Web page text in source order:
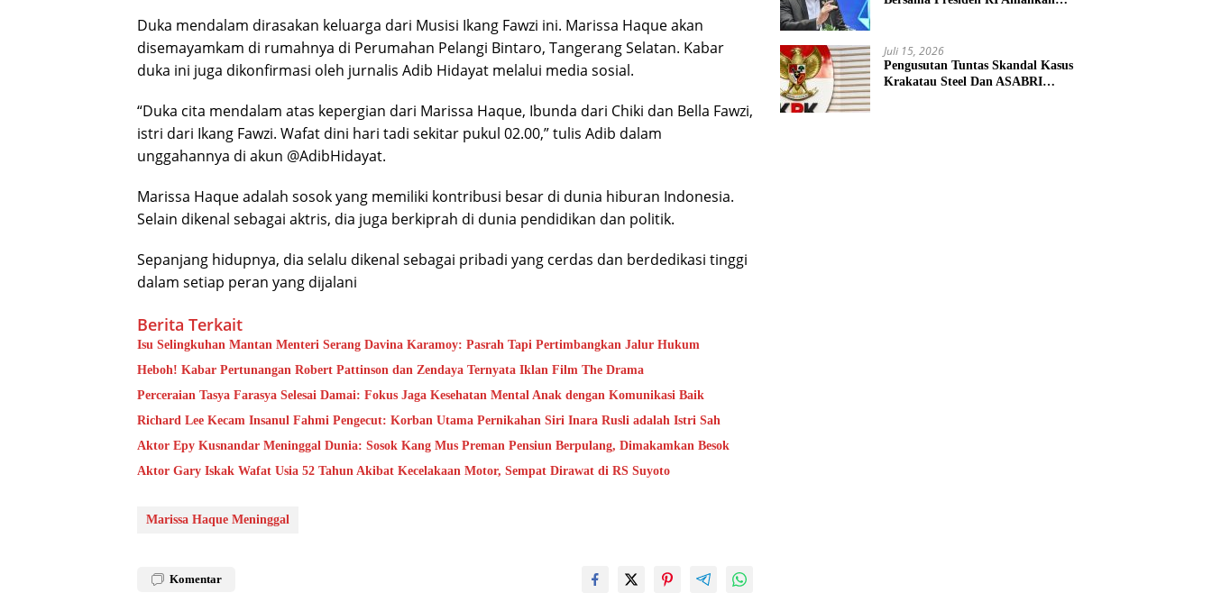
Duka mendalam dirasakan keluarga dari Musisi Ikang Fawzi ini. Marissa Haque akan
disemayamkam di rumahnya di Perumahan Pelangi Bintaro, Tangerang Selatan. Kabar
duka ini juga dikonfirmasi oleh jurnalis Adib Hidayat melalui media sosial.
“Duka cita mendalam atas kepergian dari Marissa Haque, Ibunda dari Chiki dan Bella Fawzi,
istri dari Ikang Fawzi. Wafat dini hari tadi sekitar pukul 02.00,” tulis Adib dalam
unggahannya di akun @AdibHidayat.
Marissa Haque adalah sosok yang memiliki kontribusi besar di dunia hiburan Indonesia.
Selain dikenal sebagai aktris, dia juga berkiprah di dunia pendidikan dan politik.
Sepanjang hidupnya, dia selalu dikenal sebagai pribadi yang cerdas dan berdedikasi tinggi
dalam setiap peran yang dijalani
Berita Terkait
Isu Selingkuhan Mantan Menteri Serang Davina Karamoy: Pasrah Tapi Pertimbangkan Jalur Hukum
Heboh! Kabar Pertunangan Robert Pattinson dan Zendaya Ternyata Iklan Film The Drama
Perceraian Tasya Farasya Selesai Damai: Fokus Jaga Kesehatan Mental Anak dengan Komunikasi Baik
Richard Lee Kecam Insanul Fahmi Pengecut: Korban Utama Pernikahan Siri Inara Rusli adalah Istri Sah
Aktor Epy Kusnandar Meninggal Dunia: Sosok Kang Mus Preman Pensiun Berpulang, Dimakamkan Besok
Aktor Gary Iskak Wafat Usia 52 Tahun Akibat Kecelakaan Motor, Sempat Dirawat di RS Suyoto
Marissa Haque Meninggal
Komentar
Juli 15, 2026
Pengusutan Tuntas Skandal Kasus
Krakatau Steel Dan ASABRI